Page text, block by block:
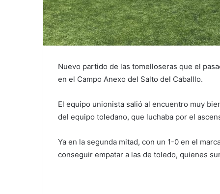
Nuevo partido de las tomelloseras que el
en el Campo Anexo del Salto del Caballlo.
El equipo unionista salió al encuentro muy
del equipo toledano, que luchaba por el
Ya en la segunda mitad, con un 1-0 en el
conseguir empatar a las de toledo, quienes